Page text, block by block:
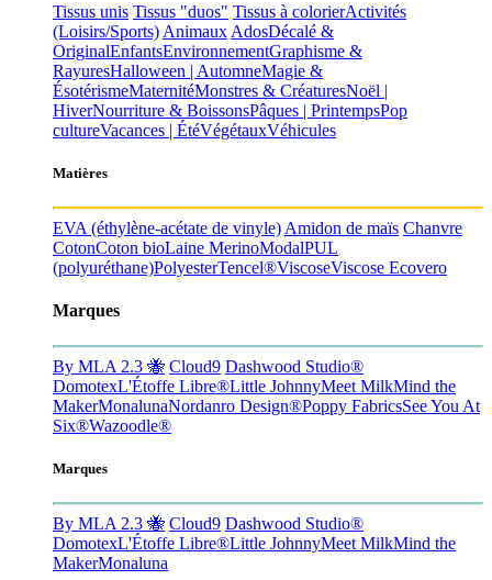
Tissus unis Tissus "duos" Tissus à colorierActivités
(Loisirs/Sports) Animaux AdosDécalé &
OriginalEnfantsEnvironnementGraphisme &
RayuresHalloween | AutomneMagie &
ÉsotérismeMaternitéMonstres & CréaturesNoël |
HiverNourriture & BoissonsPâques | PrintempsPop
cultureVacances | ÉtéVégétauxVéhicules
Matières
EVA (éthylène-acétate de vinyle) Amidon de maïs Chanvre
CotonCoton bioLaine MerinoModalPUL
(polyuréthane)PolyesterTencel®ViscoseViscose Ecovero
Marques
By MLA 2.3 🐝 Cloud9 Dashwood Studio®
DomotexL'Étoffe Libre®Little JohnnyMeet MilkMind the
MakerMonalunaNordanro Design®Poppy FabricsSee You At
Six®Wazoodle®
Marques
By MLA 2.3 🐝 Cloud9 Dashwood Studio®
DomotexL'Étoffe Libre®Little JohnnyMeet MilkMind the
MakerMonaluna